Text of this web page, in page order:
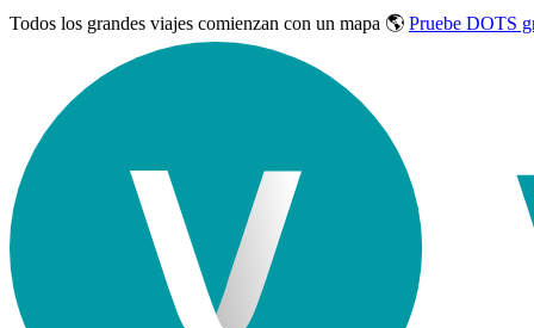
Todos los grandes viajes comienzan con un mapa 🌎 Pruebe DOTS